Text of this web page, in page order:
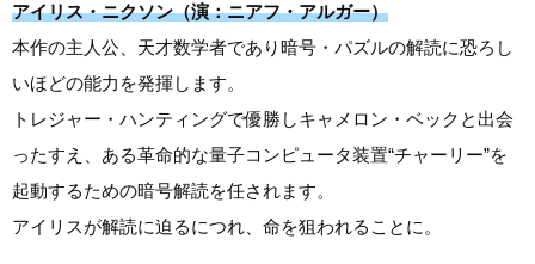
アイリス・ニクソン（演：ニアフ・アルガー）
本作の主人公、天才数学者であり暗号・パズルの解読に恐ろし
いほどの能力を発揮します。
トレジャー・ハンティングで優勝しキャメロン・ベックと出会
ったすえ、ある革命的な量子コンピュータ装置“チャーリー”を
起動するための暗号解読を任されます。
アイリスが解読に迫るにつれ、命を狙われることに。